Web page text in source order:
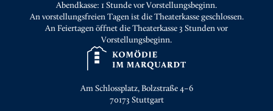
Abendkasse: 1 Stunde vor Vorstellungsbeginn.
An vorstellungsfreien Tagen ist die Theaterkasse geschlossen.
An Feiertagen öffnet die Theaterkasse 3 Stunden vor
Vorstellungsbeginn.
Am Schlossplatz, Bolzstraße 4–6
70173 Stuttgart